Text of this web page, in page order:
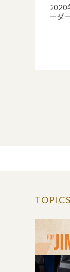
2020
ーダ
TOPICS